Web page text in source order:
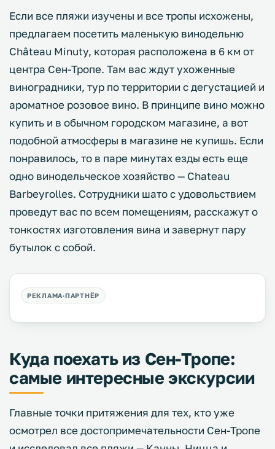
Если все пляжи изучены и все тропы исхожены,
предлагаем посетить маленькую винодельню
Château Minuty, которая расположена в 6 км от
центра Сен-Тропе. Там вас ждут ухоженные
виноградники, тур по территории с дегустацией и
ароматное розовое вино. В принципе вино можно
купить и в обычном городском магазине, а вот
подобной атмосферы в магазине не купишь. Если
понравилось, то в паре минутах езды есть еще
одно винодельческое хозяйство — Chateau
Barbeyrolles. Сотрудники шато с удовольствием
проведут вас по всем помещениям, расскажут о
тонкостях изготовления вина и завернут пару
бутылок с собой.
Куда поехать из Сен-Тропе:
самые интересные экскурсии
Главные точки притяжения для тех, кто уже
осмотрел все достопримечательности Сен-Тропе